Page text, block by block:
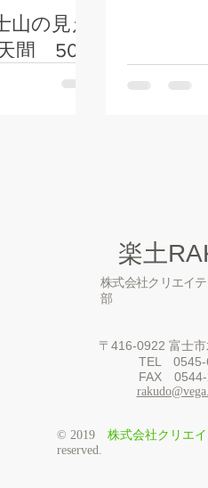
の見え
間 500
楽土
株式会社クリエイ
部
〒416-0922 富士
​TEL 0545-
​FAX 0544-
© 2019 株式会社クリエ
reserved.